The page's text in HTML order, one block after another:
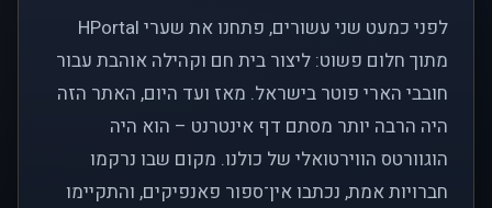
לפני כמעט שני עשורים, פתחנו את שערי HPortal
מתוך חלום פשוט: ליצור בית חם וקהילה אוהבת עבור
חובבי הארי פוטר בישראל. מאז ועד היום, האתר הזה
היה הרבה יותר מסתם דף אינטרנט – הוא היה
הוגוורטס הווירטואלי של כולנו. מקום שבו נרקמו
חברויות אמת, נכתבו אין־ספור פאנפיקים, והתקיימו